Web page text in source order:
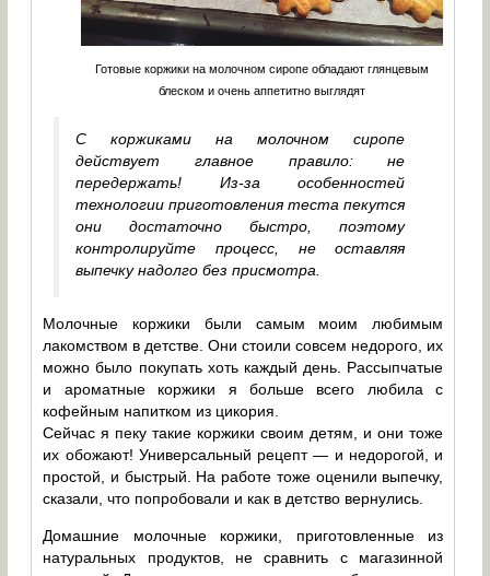
Готовые коржики на молочном сиропе обладают глянцевым
блеском и очень аппетитно выглядят
С коржиками на молочном сиропе
действует главное правило: не
передержать! Из-за особенностей
технологии приготовления теста пекутся
они достаточно быстро, поэтому
контролируйте процесс, не оставляя
выпечку надолго без присмотра.
Молочные коржики были самым моим любимым
лакомством в детстве. Они стоили совсем недорого, их
можно было покупать хоть каждый день. Рассыпчатые
и ароматные коржики я больше всего любила с
кофейным напитком из цикория.
Сейчас я пеку такие коржики своим детям, и они тоже
их обожают! Универсальный рецепт — и недорогой, и
простой, и быстрый. На работе тоже оценили выпечку,
сказали, что попробовали и как в детство вернулись.
Домашние молочные коржики, приготовленные из
натуральных продуктов, не сравнить с магазинной